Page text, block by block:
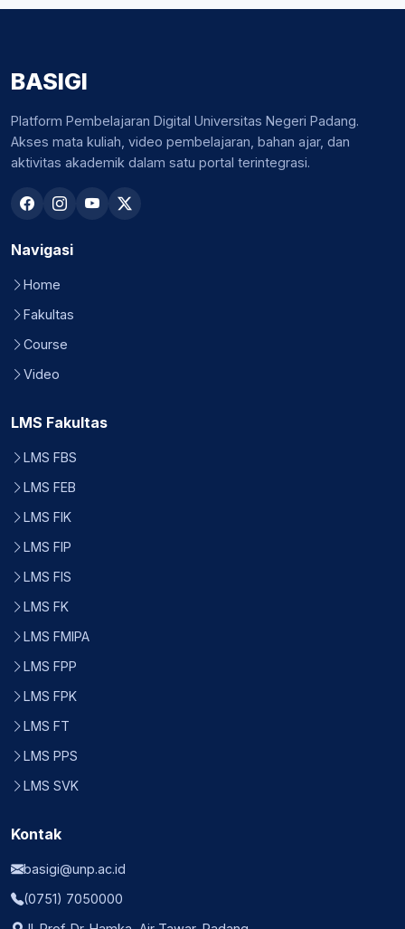
BASIGI
Platform Pembelajaran Digital Universitas Negeri Padang.
Akses mata kuliah, video pembelajaran, bahan ajar, dan
aktivitas akademik dalam satu portal terintegrasi.
Navigasi
Home
Fakultas
Course
Video
LMS Fakultas
LMS FBS
LMS FEB
LMS FIK
LMS FIP
LMS FIS
LMS FK
LMS FMIPA
LMS FPP
LMS FPK
LMS FT
LMS PPS
LMS SVK
Kontak
basigi@unp.ac.id
(0751) 7050000